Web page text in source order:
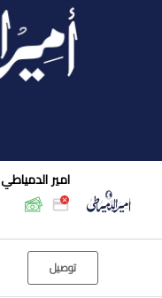
امير الدمياطي
توصيل